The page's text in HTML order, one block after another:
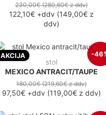
230,00€(280,60€z ddv)
122,10€+ddv(149,00€z
ddv)
AKCIJA -
stol
MEXICO ANTRACIT/TAUPE
180,00€(219,60€z ddv)
97,50€+ddv(119,00€z ddv)